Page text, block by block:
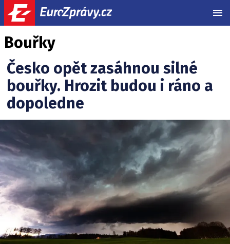
Bouřky
Česko opět zasáhnou silné
bouřky. Hrozit budou i ráno a
dopoledne